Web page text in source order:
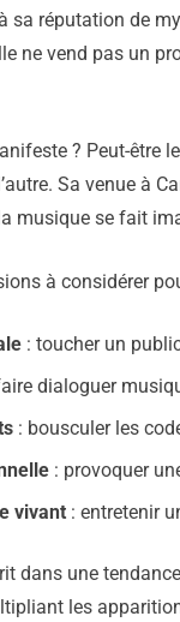
sa réputation de
ne vend pas un
? Peut-être
Sa venue à
musique se fait
à considérer
: toucher un
dialoguer
: bousculer les
: provoquer
vivant : entretenir
dans une
les